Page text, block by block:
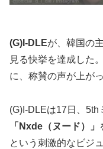
(G)I-DLEが、韓国の
見る快挙を達成した
に、称賛の声が上が
(G)I-DLEは17日、5th
「Nxde（ヌード）」
という刺激的なビジ